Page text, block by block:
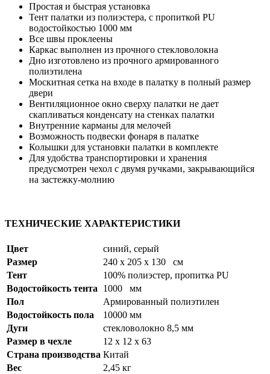
Простая и быстрая установка
Тент палатки из полиэстера, с пропиткой PU
водостойкостью 1000 мм
Все швы проклеены
Каркас выполнен из прочного стекловолокна
Дно изготовлено из прочного армированного
полиэтилена
Москитная сетка на входе в палатку в полный размер
двери
Вентиляционное окно сверху палатки не дает
скапливаться конденсату на стенках палатки
Внутренние карманы для мелочей
Возможность подвески фонаря в палатке
Колышки для установки палатки в комплекте
Для удобства транспортировки и хранения
предусмотрен чехол с двумя ручками, закрывающийся
на застежку-молнию
ТЕХНИЧЕСКИЕ ХАРАКТЕРИСТИКИ
Цвет
синий, серый
Размер
240 x 205 x 130 см
Тент
100% полиэстер, пропитка PU
Водостойкость тента 1000 мм
Пол
Армированный полиэтилен
Водостойкость пола
10000 мм
Дуги
стекловолокно 8,5 мм
Размер в чехле
12 x 12 x 63
Страна производства Китай
Вес
2,45 кг